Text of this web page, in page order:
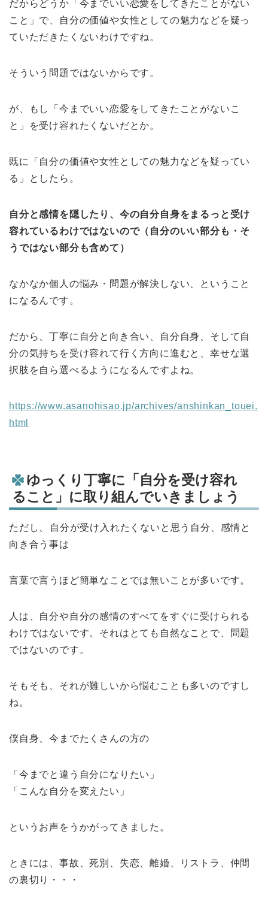
だからどうか「今までいい恋愛をしてきたことがない
こと」で、自分の価値や女性としての魅力などを疑っ
ていただきたくないわけですね。
そういう問題ではないからです。
が、もし「今までいい恋愛をしてきたことがないこ
と」を受け容れたくないだとか。
既に「自分の価値や女性としての魅力などを疑ってい
る」としたら。
自分と感情を隠したり、今の自分自身をまるっと受け
容れているわけではないので（自分のいい部分も・そ
うではない部分も含めて）
なかなか個人の悩み・問題が解決しない、ということ
になるんです。
だから、丁寧に自分と向き合い、自分自身、そして自
分の気持ちを受け容れて行く方向に進むと、幸せな選
択肢を自ら選べるようになるんですよね。
https://www.asanohisao.jp/archives/anshinkan_touei.
html
ゆっくり丁寧に「自分を受け容れ
ること」に取り組んでいきましょう
ただし、自分が受け入れたくないと思う自分、感情と
向き合う事は
言葉で言うほど簡単なことでは無いことが多いです。
人は、自分や自分の感情のすべてをすぐに受けられる
わけではないです。それはとても自然なことで、問題
ではないのです。
そもそも、それが難しいから悩むことも多いのですし
ね。
僕自身、今までたくさんの方の
「今までと違う自分になりたい」
「こんな自分を変えたい」
というお声をうかがってきました。
ときには、事故、死別、失恋、離婚、リストラ、仲間
の裏切り・・・